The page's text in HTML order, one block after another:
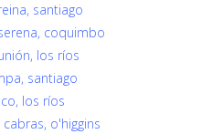
santiago
coquimbo
los ríos
santiago
los ríos
o'higgins